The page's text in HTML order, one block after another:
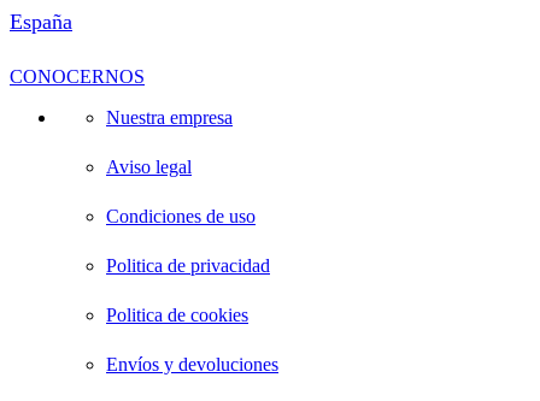
España
CONOCERNOS
Nuestra empresa
Aviso legal
Condiciones de uso
Politica de privacidad
Politica de cookies
Envíos y devoluciones